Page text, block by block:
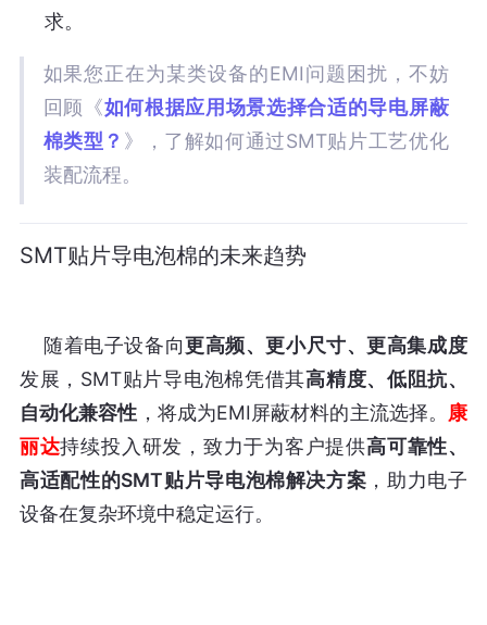
求。
如果您正在为某类设备的EMI问题困扰，不妨
回顾《如何根据应用场景选择合适的导电屏蔽
棉类型？ 》，了解如何通过SMT贴片工艺优化
装配流程。
SMT贴片导电泡棉的未来趋势
    随着电子设备向
更高频、更小尺寸、更高集成度
发展，SMT贴片导电泡棉凭借其高精度、低阻抗、
自动化兼容性 ，将成为EMI屏蔽材料的主流选择。 康
丽达持续投入研发，致力于为客户提供高可靠性、
高适配性的SMT贴片导电泡棉解决方案 ，助力电子